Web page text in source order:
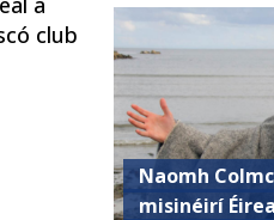
club
Naomh
misinéirí